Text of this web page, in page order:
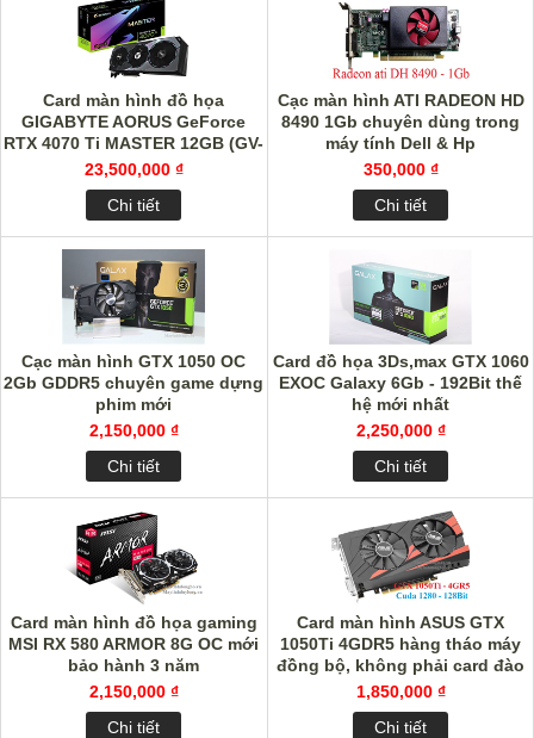
Card màn hình đồ họa
GIGABYTE AORUS GeForce
RTX 4070 Ti MASTER 12GB (GV-
N407TAORUS M-12GD)
23,500,000 ₫
Chi tiết
Cạc màn hình ATI RADEON HD
8490 1Gb chuyên dùng trong
máy tính Dell & Hp
350,000 ₫
Chi tiết
Cạc màn hình GTX 1050 OC
2Gb GDDR5 chuyên game dựng
phim mới
2,150,000 ₫
Chi tiết
Card đồ họa 3Ds,max GTX 1060
EXOC Galaxy 6Gb - 192Bit thế
hệ mới nhất
2,250,000 ₫
Chi tiết
Card màn hình đồ họa gaming
MSI RX 580 ARMOR 8G OC mới
bảo hành 3 năm
2,150,000 ₫
Chi tiết
Card màn hình ASUS GTX
1050Ti 4GDR5 hàng tháo máy
đồng bộ, không phải card đào
trâu
1,850,000 ₫
Chi tiết